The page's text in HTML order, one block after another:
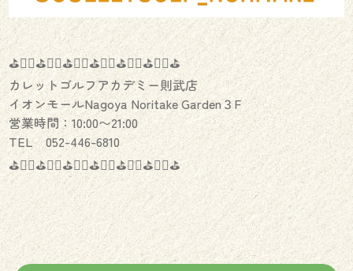
⛳️🏌️‍♂️⛳️🏌️‍♀️⛳️🏌️‍♂️⛳️🏌️‍♀️⛳️🏌️‍♂️⛳️🏌️‍♀️⛳️
カレットゴルフアカデミー則武店
イオンモールNagoya Noritake Garden３F
営業時間：10:00〜21:00
TEL 052-446-6810
⛳️🏌️‍♂️⛳️🏌️‍♀️⛳️🏌️‍♂️⛳️🏌️‍♀️⛳️🏌️‍♂️⛳️🏌️‍♀️⛳️